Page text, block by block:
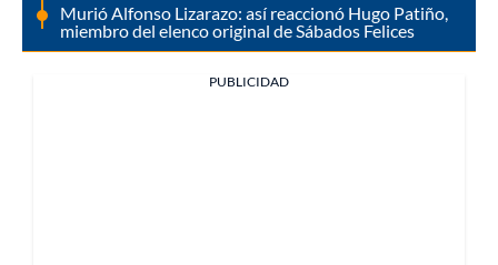
Murió Alfonso Lizarazo: así reaccionó Hugo Patiño,
miembro del elenco original de Sábados Felices
PUBLICIDAD